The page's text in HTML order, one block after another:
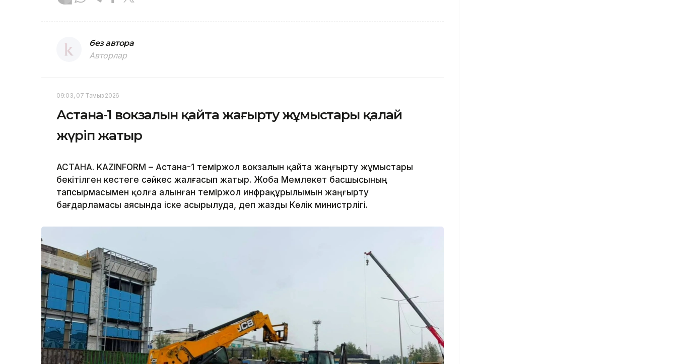
без автора
Авторлар
09:03, 07 Тамыз 2026
Астана-1 вокзалын қайта жаңғырту жұмыстары қалай
жүріп жатыр
АСТАНА. KAZINFORM – Астана-1 теміржол вокзалын қайта жаңғырту жұмыстары
бекітілген кестеге сәйкес жалғасып жатыр. Жоба Мемлекет басшысының
тапсырмасымен қолға алынған теміржол инфрақұрылымын жаңғырту
бағдарламасы аясында іске асырылуда, деп жазды Көлік министрлігі.